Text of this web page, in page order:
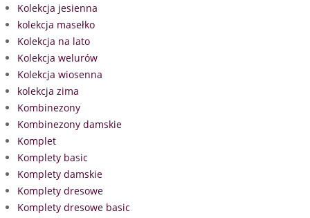
Kolekcja jesienna
kolekcja masełko
Kolekcja na lato
Kolekcja welurów
Kolekcja wiosenna
kolekcja zima
Kombinezony
Kombinezony damskie
Komplet
Komplety basic
Komplety damskie
Komplety dresowe
Komplety dresowe basic